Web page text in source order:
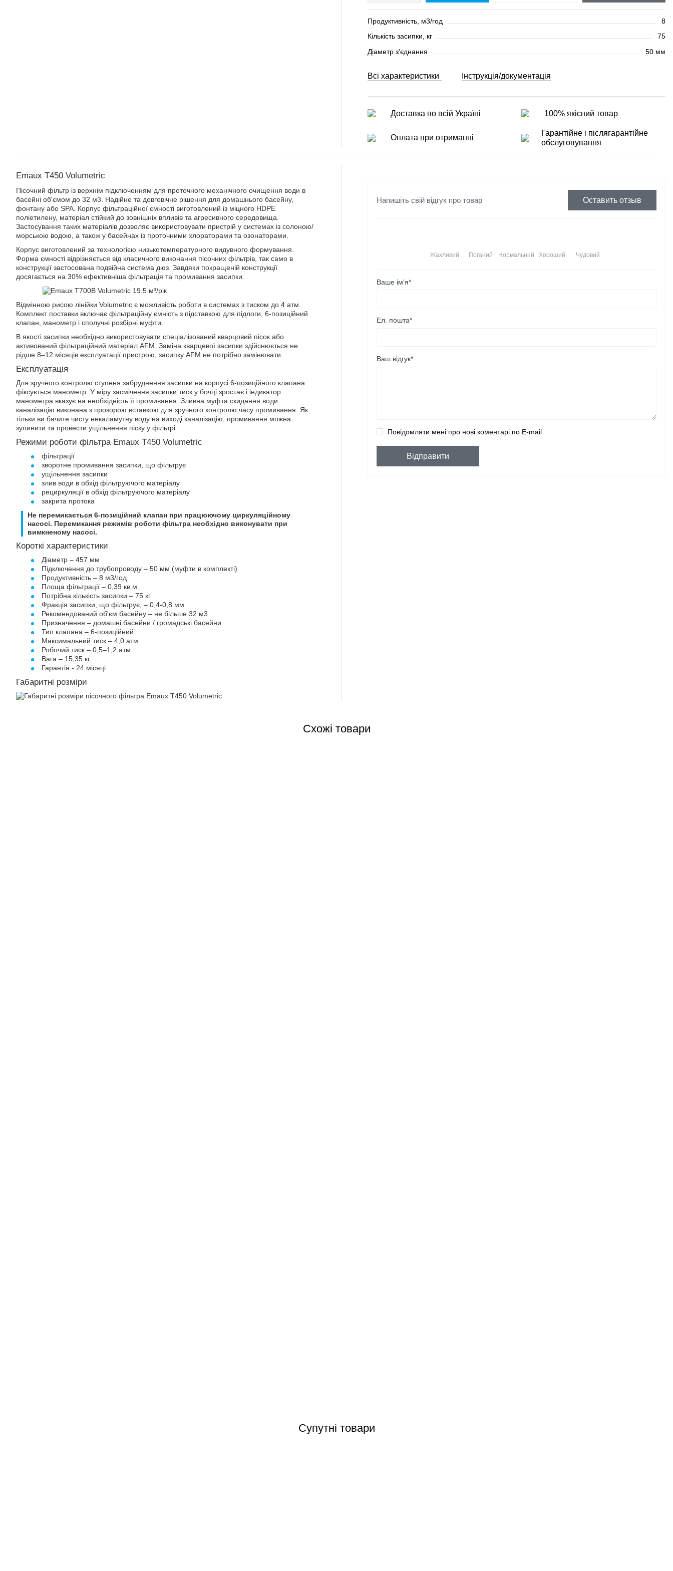
Продуктивність, м3/год 8
Кількість засипки, кг 75
Діаметр з'єднання 50 мм
Всі характеристики Інструкція/документація
Доставка по всій Україні 100% якісний товар
Оплата при отриманні
Гарантійне і післягарантійне
обслуговування
Emaux T450 Volumetric
Пісочний фільтр із верхнім підключенням для проточного механічного очищення води в
басейні об'ємом до 32 м3. Надійне та довговічне рішення для домашнього басейну,
фонтану або SPA. Корпус фільтраційної ємності виготовлений із міцного HDPE
поліетилену, матеріал стійкий до зовнішніх впливів та агресивного середовища.
Застосування таких матеріалів дозволяє використовувати пристрій у системах із солоною/
морською водою, а також у басейнах із проточними хлораторами та озонаторами.
Корпус виготовлений за технологією низькотемпературного видувного формування.
Форма ємності відрізняється від класичного виконання пісочних фільтрів, так само в
конструкції застосована подвійна система дюз. Завдяки покращеній конструкції
досягається на 30% ефективніша фільтрація та промивання засипки.
Відмінною рисою лінійки Volumetric є можливість роботи в системах з тиском до 4 атм.
Комплект поставки включає фільтраційну ємність з підставкою для підлоги, 6-позиційний
клапан, манометр і сполучні розбірні муфти.
В якості засипки необхідно використовувати спеціалізований кварцовий пісок або
активований фільтраційний матеріал AFM. Заміна кварцевої засипки здійснюється не
рідше 8–12 місяців експлуатації пристрою, засипку AFM не потрібно замінювати.
Експлуатація
Для зручного контролю ступеня забруднення засипки на корпусі 6-позиційного клапана
фіксується манометр. У міру засмічення засипки тиск у бочці зростає і індикатор
манометра вказує на необхідність її промивання. Зливна муфта скидання води
каналізацію виконана з прозорою вставкою для зручного контролю часу промивання. Як
тільки ви бачите чисту некаламутну воду на виході каналізацію, промивання можна
зупинити та провести ущільнення піску у фільтрі.
Режими роботи фільтра Emaux T450 Volumetric
фільтрації
зворотне промивання засипки, що фільтрує
ущільнення засипки
злив води в обхід фільтруючого матеріалу
рециркуляції в обхід фільтруючого матеріалу
закрита протока
Не перемикається 6-позиційний клапан при працюючому циркуляційному
насосі. Перемикання режимів роботи фільтра необхідно виконувати при
вимкненому насосі.
Короткі характеристики
Діаметр – 457 мм
Підключення до трубопроводу – 50 мм (муфти в комплекті)
Продуктивність – 8 м3/год
Площа фільтрації – 0,39 кв.м.
Потрібна кількість засипки – 75 кг
Фракція засипки, що фільтрує, – 0,4-0,8 мм
Рекомендований об'єм басейну – не більше 32 м3
Призначення – домашні басейни / громадські басейни
Тип клапана – 6-позиційний
Максимальний тиск – 4,0 атм.
Робочий тиск – 0,5–1,2 атм.
Вага – 15,35 кг
Гарантія - 24 місяці
Габаритні розміри
Напишіть свій відгук про товар Оставить отзыв
Чудовий
Хороший
Нормальний
Поганий
Жахливий
Ваше ім'я*
Ел. пошта*
Ваш відгук*
Повідомляти мені про нові коментарі по E-mail
Відправити
Схожі товари
Супутні товари